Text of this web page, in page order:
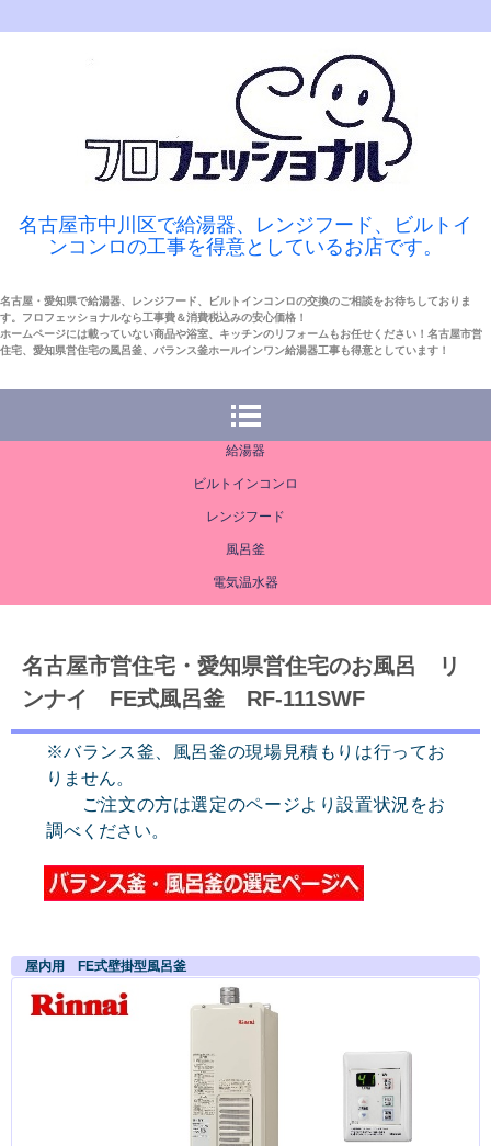
名古屋市中川区で給湯器、レンジフード、ビルトイ
ンコンロの工事を得意としているお店です。
名古屋・愛知県で給湯器、レンジフード、ビルトインコンロの交換のご相談をお待ちしておりま
す。フロフェッショナルなら工事費＆消費税込みの安心価格！
ホームページには載っていない商品や浴室、キッチンのリフォームもお任せください！名古屋市営
住宅、愛知県営住宅の風呂釜、バランス釜ホールインワン給湯器工事も得意としています！
給湯器
ビルトインコンロ
レンジフード
風呂釜
電気温水器
名古屋市営住宅・愛知県営住宅のお風呂 リ
ンナイ FE式風呂釜 RF-111SWF
※バランス釜、風呂釜の現場見積もりは行ってお
りません。
ご注文の方は選定のページより設置状況をお
調べください。
屋内用 FE式壁掛型風呂釜